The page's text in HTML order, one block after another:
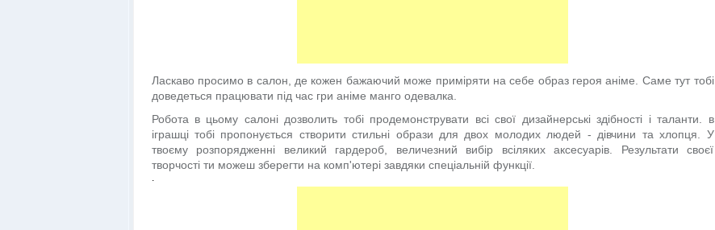
Ласкаво просимо в салон, де кожен бажаючий може приміряти на себе образ героя аніме. Саме тут тобі
доведеться працювати під час гри аніме манго одевалка.
Робота в цьому салоні дозволить тобі продемонструвати всі свої дизайнерські здібності і таланти. в
іграшці тобі пропонується створити стильні образи для двох молодих людей - дівчини та хлопця. У
твоєму розпорядженні великий гардероб, величезний вибір всіляких аксесуарів. Результати своєї
творчості ти можеш зберегти на комп'ютері завдяки спеціальній функції.
.